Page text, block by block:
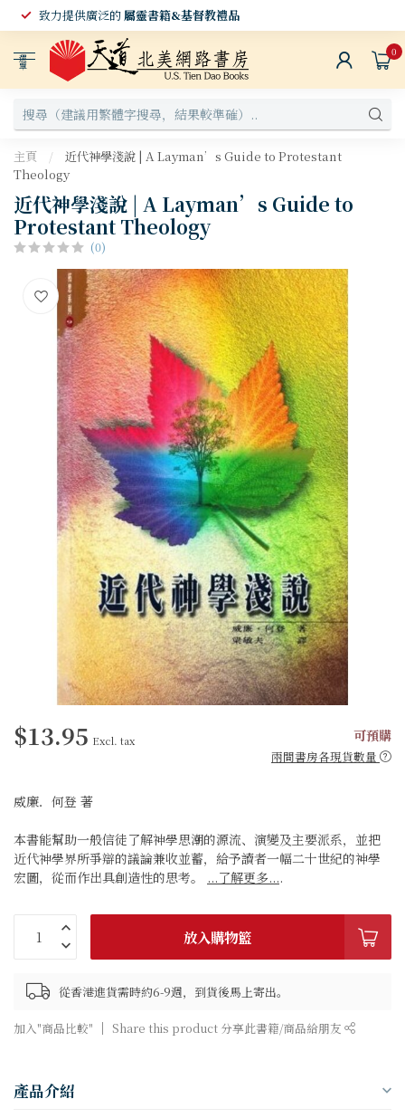
致力提供廣泛的屬靈書籍&基督教禮品
選
單
0
主頁 /
近代神學淺說 | A Layman’s Guide to Protestant
Theology
近代神學淺說 | A Layman’s Guide to
Protestant Theology
(0)
$13.95 Excl. tax 可預購
兩間書房各現貨數量
威廉．何登 著
本書能幫助一般信徒了解神學思潮的源流、演變及主要派系，並把
近代神學界所爭辯的議論兼收並蓄，給予讀者一幅二十世紀的神學
宏圖，從而作出具創造性的思考。 ...了解更多....
放入購物籃
從香港進貨需時約6-9週，到貨後馬上寄出。
加入"商品比較" Share this product 分享此書籍/商品給朋友
產品介紹